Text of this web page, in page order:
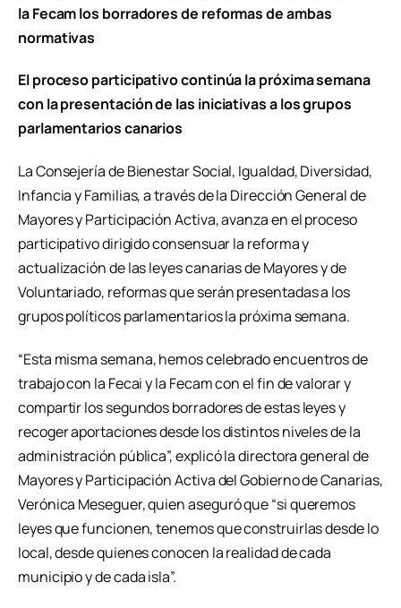
la Fecam los borradores de reformas de ambas
normativas
El proceso participativo continúa la próxima semana
con la presentación de las iniciativas a los grupos
parlamentarios canarios
La Consejería de Bienestar Social, Igualdad, Diversidad,
Infancia y Familias, a través de la Dirección General de
Mayores y Participación Activa, avanza en el proceso
participativo dirigido consensuar la reforma y
actualización de las leyes canarias de Mayores y de
Voluntariado, reformas que serán presentadas a los
grupos políticos parlamentarios la próxima semana.
“Esta misma semana, hemos celebrado encuentros de
trabajo con la Fecai y la Fecam con el fin de valorar y
compartir los segundos borradores de estas leyes y
recoger aportaciones desde los distintos niveles de la
administración pública”, explicó la directora general de
Mayores y Participación Activa del Gobierno de Canarias,
Verónica Meseguer, quien aseguró que “si queremos
leyes que funcionen, tenemos que construirlas desde lo
local, desde quienes conocen la realidad de cada
municipio y de cada isla”.